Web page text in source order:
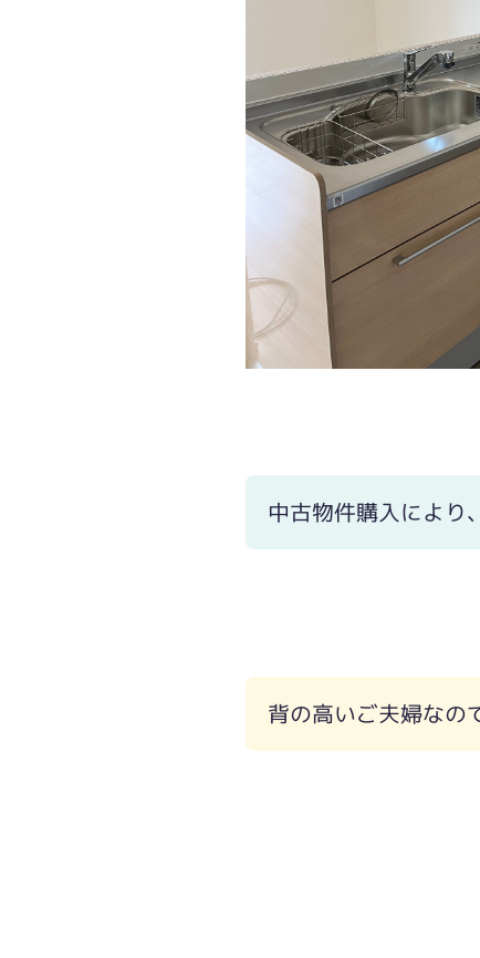
中古物件購入により
背の高いご夫婦なの